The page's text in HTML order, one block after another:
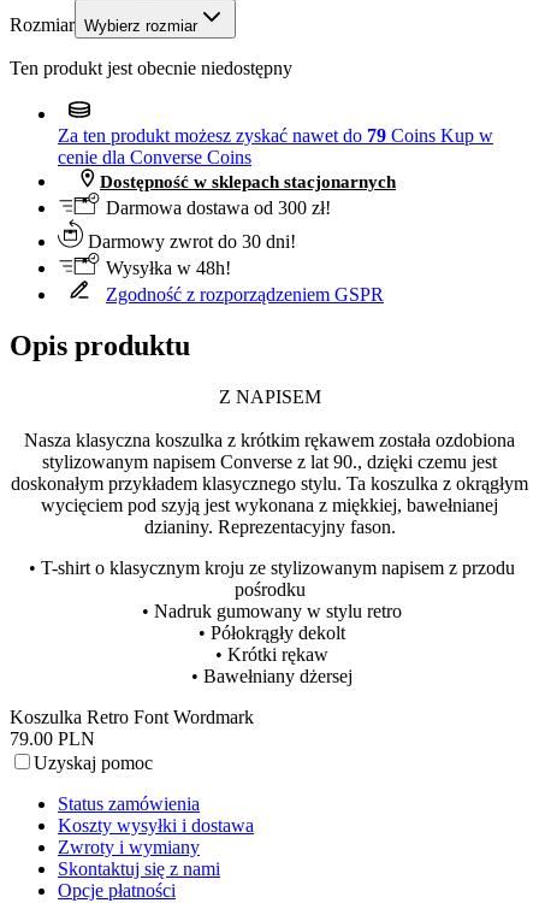
Rozmiar Wybierz rozmiar
Ten produkt jest obecnie niedostępny
Za ten produkt możesz zyskać nawet do 79 Coins Kup w
cenie dla Converse Coins
Dostępność w sklepach stacjonarnych
Darmowa dostawa od 300 zł!
Darmowy zwrot do 30 dni!
Wysyłka w 48h!
Zgodność z rozporządzeniem GSPR
Opis produktu
Z NAPISEM
Nasza klasyczna koszulka z krótkim rękawem została ozdobiona
stylizowanym napisem Converse z lat 90., dzięki czemu jest
doskonałym przykładem klasycznego stylu. Ta koszulka z okrągłym
wycięciem pod szyją jest wykonana z miękkiej, bawełnianej
dzianiny. Reprezentacyjny fason.
• T-shirt o klasycznym kroju ze stylizowanym napisem z przodu
pośrodku
• Nadruk gumowany w stylu retro
• Półokrągły dekolt
• Krótki rękaw
• Bawełniany dżersej
Koszulka Retro Font Wordmark
79.00 PLN
Uzyskaj pomoc
Status zamówienia
Koszty wysyłki i dostawa
Zwroty i wymiany
Skontaktuj się z nami
Opcje płatności